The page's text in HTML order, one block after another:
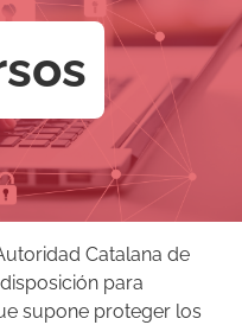
Catalana de
para
supone proteger los